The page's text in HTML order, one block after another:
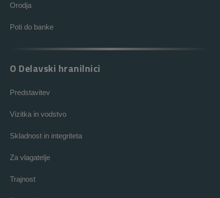
Orodja
Poti do banke
O Delavski hranilnici
Predstavitev
Vizitka in vodstvo
Skladnost in integriteta
Za vlagatelje
Trajnost